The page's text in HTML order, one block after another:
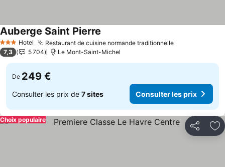
3 ÉtoilesHotel Restaurant de cuisine normande traditionnelle
Auberge Saint Pierre
7,3 5 704 Le Mont-Saint-Michel
De 249 €
Consulter les prix de 7 sites Consulter les prix
Partager
Choix populaire